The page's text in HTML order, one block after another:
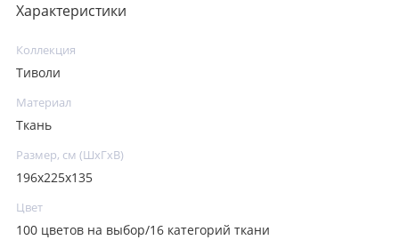
Характеристики
Коллекция
Тиволи
Материал
Ткань
Размер, см (ШхГхВ)
196х225х135
Цвет
100 цветов на выбор/16 категорий ткани